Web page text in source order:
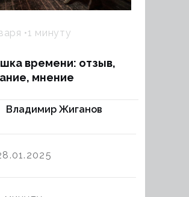
Владимир Жиганов
1 минуту
времени: отзыв,
мнение